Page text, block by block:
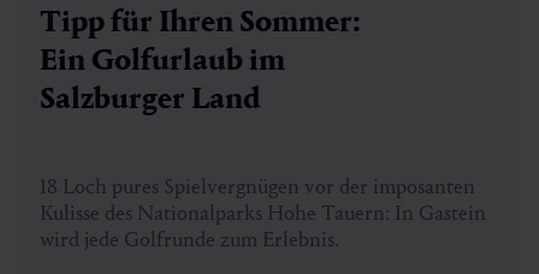
Tipp für Ihren Sommer:
Ein Golfurlaub im
Salzburger Land
18 Loch pures Spielvergnügen vor der imposanten
Kulisse des Nationalparks Hohe Tauern: In Gastein
wird jede Golfrunde zum Erlebnis.